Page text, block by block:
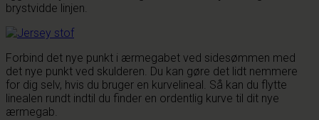
brystvidde linjen.
Forbind det nye punkt i ærmegabet ved sidesømmen med
det nye punkt ved skulderen. Du kan gøre det lidt nemmere
for dig selv, hvis du bruger en kurvelineal. Så kan du flytte
linealen rundt indtil du finder en ordentlig kurve til dit nye
ærmegab.